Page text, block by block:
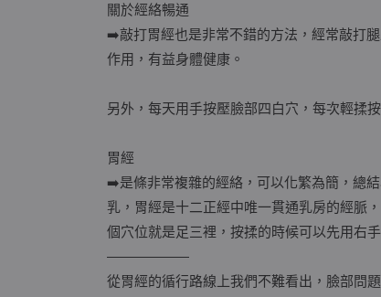
關於經絡暢通
➡️敲打胃經也是非常不錯的方法，經常敲打
作用，有益身體健康。
另外，每天用手按壓臉部四白穴，每次輕揉
胃經
➡️是條非常複雜的經絡，可以化繁為簡，總
乳，胃經是十二正經中唯一貫通乳房的經脈
個穴位就是足三裡，按揉的時候可以先用右
——————
從胃經的循行路線上我們不難看出，臉部問